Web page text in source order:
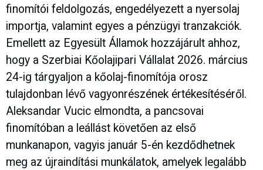
finomítói feldolgozás, engedélyezett a nyersolaj
importja, valamint egyes a pénzügyi tranzakciók.
Emellett az Egyesült Államok hozzájárult ahhoz,
hogy a Szerbiai Kőolajipari Vállalat 2026. március
24-ig tárgyaljon a kőolaj-finomítója orosz
tulajdonban lévő vagyonrészének értékesítéséről.
Aleksandar Vucic elmondta, a pancsovai
finomítóban a leállást követően az első
munkanapon, vagyis január 5-én kezdődhetnek
meg az újraindítási munkálatok, amelyek legalább